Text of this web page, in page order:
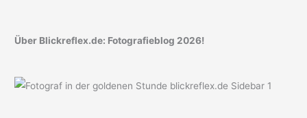
Über Blickreflex.de: Fotografieblog 2026!